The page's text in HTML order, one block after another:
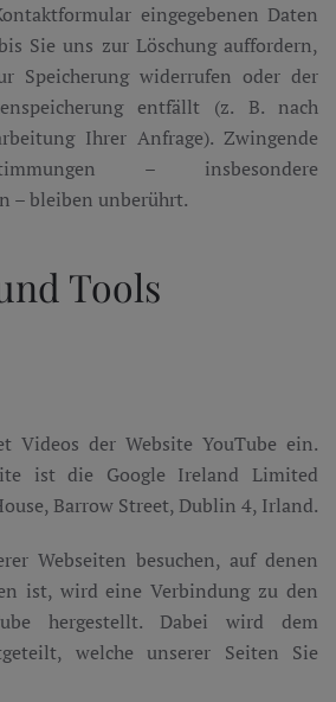
eingegebenen Daten
Sie uns zur Löschung auffordern,
Speicherung widerrufen oder der
entfällt (z. B. nach
Ihrer Anfrage). Zwingende
– insbesondere
– bleiben unberührt.
Tools
Videos der Website YouTube ein.
ist die Google Ireland Limited
Barrow Street, Dublin 4, Irland.
Webseiten besuchen, auf denen
ist, wird eine Verbindung zu den
hergestellt. Dabei wird dem
welche unserer Seiten Sie